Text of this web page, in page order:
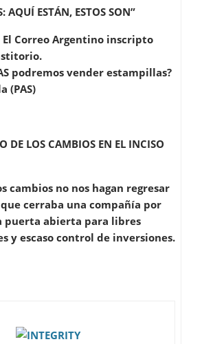
AQUÍ ESTÁN, ESTOS SON”
Correo Argentino inscripto
podremos vender estampillas?
(PAS)
DE LOS CAMBIOS EN EL INCISO
cambios no nos hagan regresar
que cerraba una compañía por
puerta abierta para libres
y escaso control de inversiones.